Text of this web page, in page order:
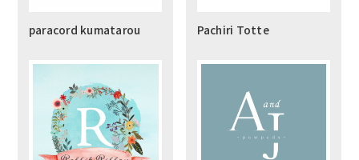
paracord kumatarou Pachiri Totte